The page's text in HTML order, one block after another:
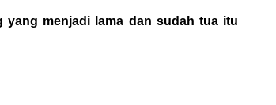
yang menjadi lama dan sudah tua itu